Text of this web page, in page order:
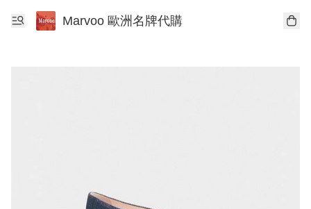
Marvoo 歐洲名牌代購